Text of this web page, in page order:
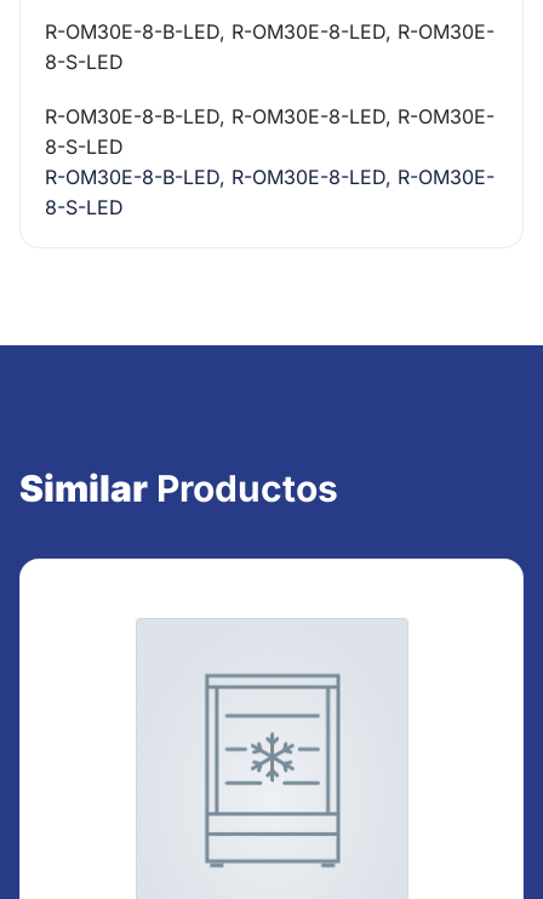
R-OM30E-8-B-LED, R-OM30E-8-LED, R-OM30E-
8-S-LED
R-OM30E-8-B-LED, R-OM30E-8-LED, R-OM30E-
8-S-LED
R-OM30E-8-B-LED, R-OM30E-8-LED, R-OM30E-
8-S-LED
Similar Productos